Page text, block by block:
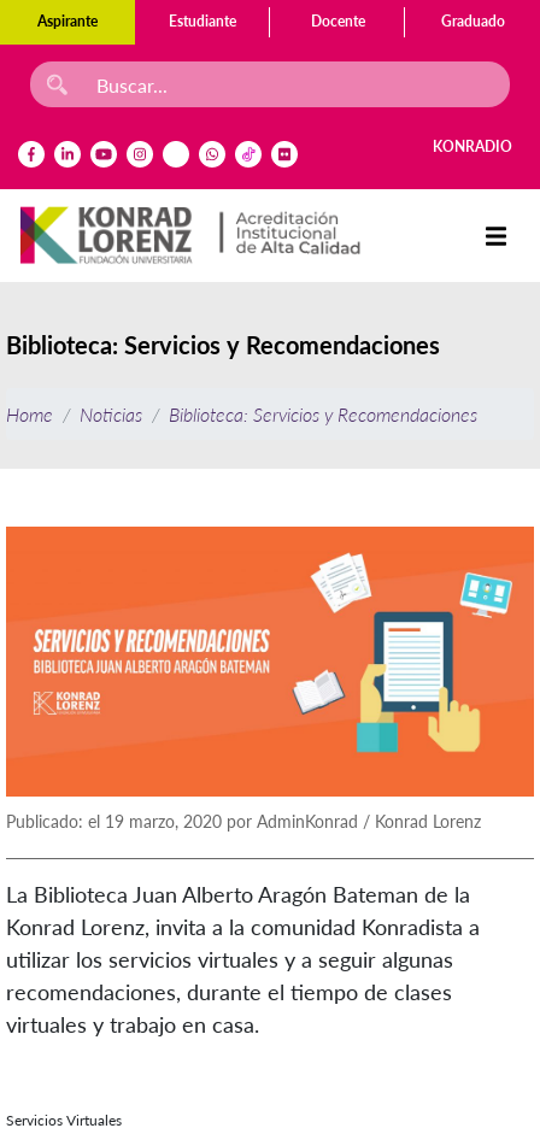
Aspirante Estudiante Docente Graduado
KONRADIO
Biblioteca: Servicios y Recomendaciones
Home Noticias Biblioteca: Servicios y Recomendaciones
Publicado: el 19 marzo, 2020 por AdminKonrad / Konrad Lorenz
La Biblioteca Juan Alberto Aragón Bateman de la
Konrad Lorenz, invita a la comunidad Konradista a
utilizar los servicios virtuales y a seguir algunas
recomendaciones, durante el tiempo de clases
virtuales y trabajo en casa.
Servicios Virtuales